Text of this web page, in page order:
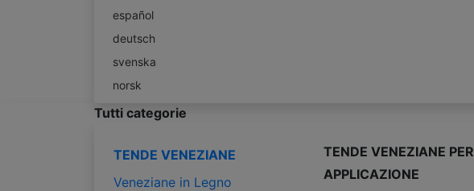
español
deutsch
svenska
norsk
Tutti categorie
TENDE VENEZIANE
Veneziane in Legno
TENDE VENEZIANE PER
APPLICAZIONE